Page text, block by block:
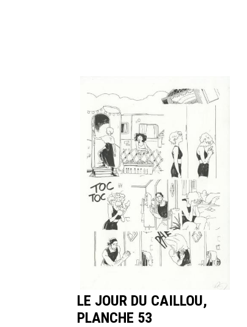
LE JOUR DU CAILLOU,
PLANCHE 53